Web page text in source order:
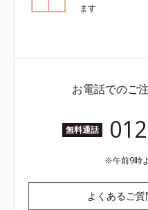
ます
お電話でのご
無料通話
午前9時
よくあるご